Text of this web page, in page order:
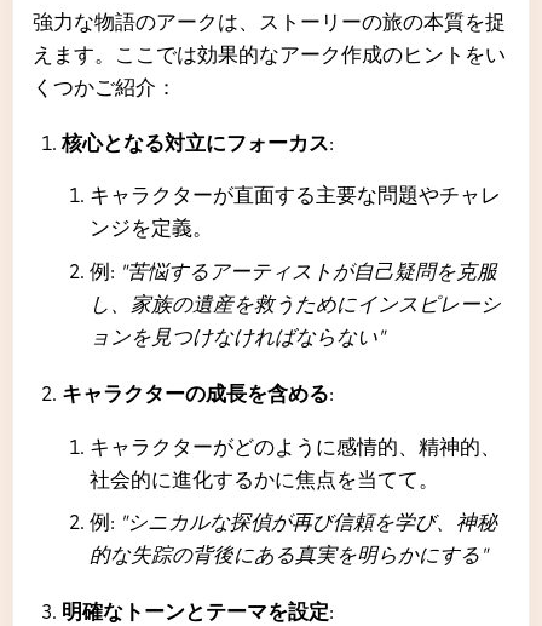
強力な物語のアークは、ストーリーの旅の本質を捉
えます。ここでは効果的なアーク作成のヒントをい
くつかご紹介：
核心となる対立にフォーカス:
キャラクターが直面する主要な問題やチャレ
ンジを定義。
例: "苦悩するアーティストが自己疑問を克服
し、家族の遺産を救うためにインスピレーシ
ョンを見つけなければならない"
キャラクターの成長を含める:
キャラクターがどのように感情的、精神的、
社会的に進化するかに焦点を当てて。
例: "シニカルな探偵が再び信頼を学び、神秘
的な失踪の背後にある真実を明らかにする"
明確なトーンとテーマを設定: